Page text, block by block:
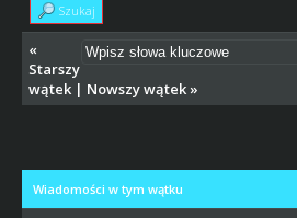
Szukaj
«
Starszy
wątek| Nowszy wątek»
Wiadomości w tym wątku